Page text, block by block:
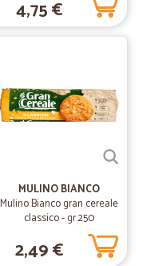
4,75 €
MULINO BIANCO
Mulino Bianco gran cereale
classico - gr.250
2,49 €